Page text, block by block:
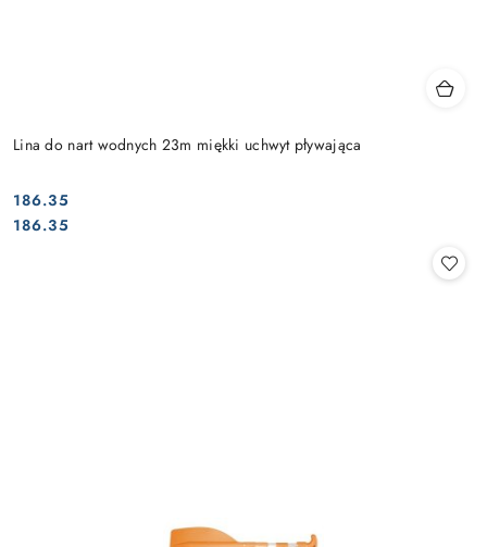
Lina do nart wodnych 23m miękki uchwyt pływająca
Cena:
186.35
Cena:
186.35